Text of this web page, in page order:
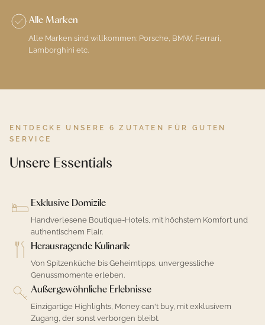
Alle Marken
Alle Marken sind willkommen: Porsche, BMW, Ferrari,
Lamborghini etc.
ENTDECKE UNSERE 6 ZUTATEN FÜR GUTEN
SERVICE
Unsere Essentials
Exklusive Domizile
Handverlesene Boutique-Hotels, mit höchstem Komfort und
authentischem Flair.
Herausragende Kulinarik
Von Spitzenküche bis Geheimtipps, unvergessliche
Genussmomente erleben.
Außergewöhnliche Erlebnisse
Einzigartige Highlights, Money can't buy, mit exklusivem
Zugang, der sonst verborgen bleibt.